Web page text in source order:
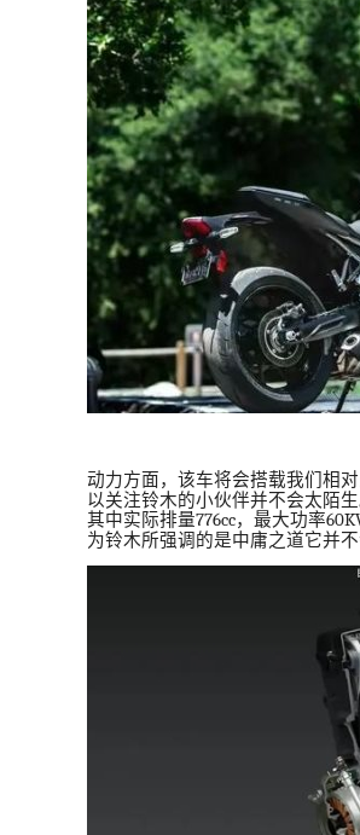
动力方面，该车将会搭载我们相
以关注铃木的小伙伴并不会太陌
其中实际排量776cc，最大功率
为铃木所强调的是中庸之道它并不